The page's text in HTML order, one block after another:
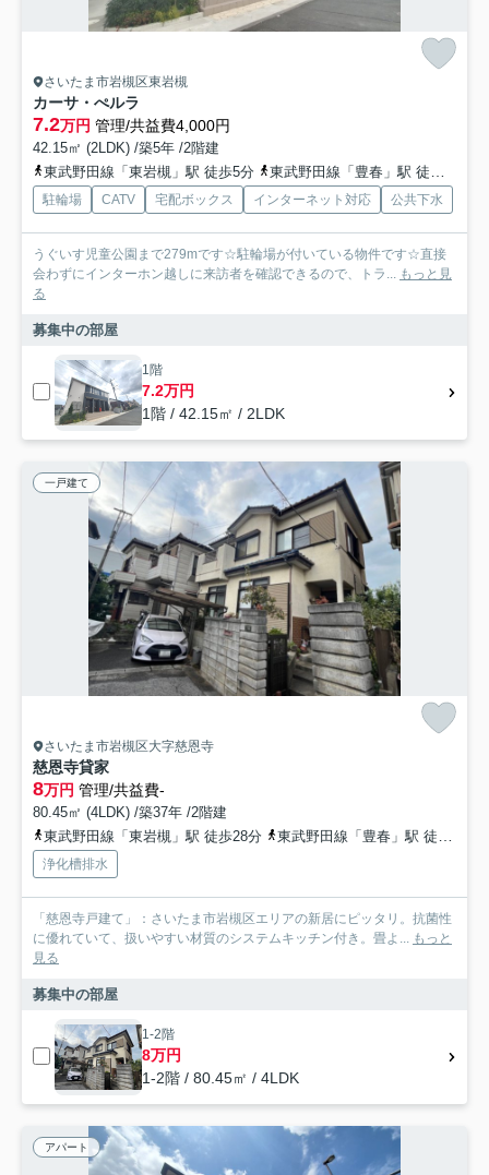
さいたま市岩槻区東岩槻
カーサ・ぺルラ
7.2万円 管理/共益費4,000円
42.15㎡ (2LDK) /築5年 /2階建
東武野田線「東岩槻」駅 徒歩5分
東武野田線「豊春」駅 徒歩19分
駐輪場 CATV 宅配ボックス インターネット対応 公共下水
うぐいす児童公園まで279mです☆駐輪場が付いている物件です☆直接
会わずにインターホン越しに来訪者を確認できるので、トラ...
もっと見
る
募集中の部屋
1階
7.2万円
1階 / 42.15㎡ / 2LDK
一戸建て
さいたま市岩槻区大字慈恩寺
慈恩寺貸家
8万円 管理/共益費-
80.45㎡ (4LDK) /築37年 /2階建
東武野田線「東岩槻」駅 徒歩28分
東武野田線「豊春」駅 徒歩32分
浄化槽排水
「慈恩寺戸建て」：さいたま市岩槻区エリアの新居にピッタリ。抗菌性
に優れていて、扱いやすい材質のシステムキッチン付き。畳よ...
もっと
見る
募集中の部屋
1-2階
8万円
1-2階 / 80.45㎡ / 4LDK
アパート